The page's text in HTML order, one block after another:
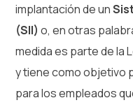
implantación de un
(SII) o, en otras
medida es parte de la
y tiene como objetivo
para los empleados